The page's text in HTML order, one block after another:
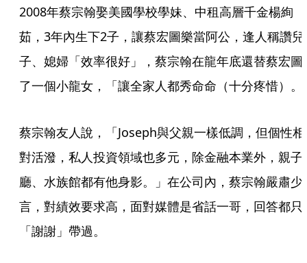
2008年蔡宗翰娶美國學校學妹、中租高層千金楊絢
茹，3年內生下2子，讓蔡宏圖樂當阿公，逢人稱讚兒
子、媳婦「效率很好」，蔡宗翰在龍年底還替蔡宏圖
了一個小龍女，「讓全家人都秀命命（十分疼惜）。
蔡宗翰友人說，「Joseph與父親一樣低調，但個性相
對活潑，私人投資領域也多元，除金融本業外，親子
廳、水族館都有他身影。」在公司內，蔡宗翰嚴肅少
言，對績效要求高，面對媒體是省話一哥，回答都只
「謝謝」帶過。